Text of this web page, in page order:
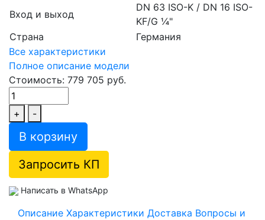
Вход и выход
DN 63 ISO-K / DN 16 ISO-
KF/G ¼"
Страна
Германия
Все характеристики
Полное описание модели
Стоимость: 779 705 руб.
+ -
В корзину
Запросить КП
Написать в WhatsApp
Описание Характеристики Доставка Вопросы и